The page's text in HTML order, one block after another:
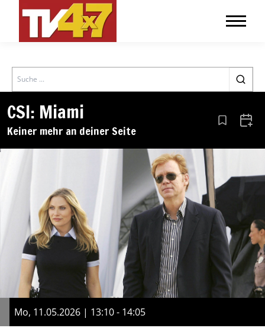
Search
CSI: Miami
Keiner mehr an deiner Seite Aus den
Mo, 11.05.2026 | 13:10 - 14:05